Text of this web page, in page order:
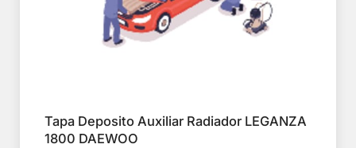
Tapa Deposito Auxiliar Radiador LEGANZA
1800 DAEWOO